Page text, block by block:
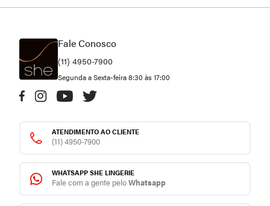
Fale Conosco
(11) 4950-7900
Segunda a Sexta-feira 8:30 às 17:00
ATENDIMENTO AO CLIENTE
(11) 4950-7900
WHATSAPP SHE LINGERIE
Fale com a gente peloWhatsapp